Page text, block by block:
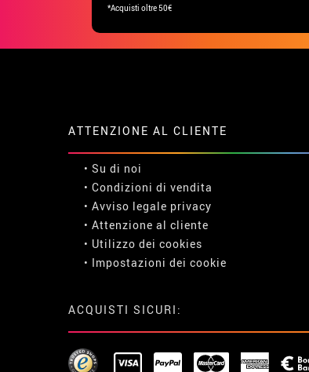
*Acquisti oltre 50€
ATTENZIONE AL CLIENTE
• Su di noi
• Condizioni di vendita
• Avviso legale privacy
• Attenzione al cliente
• Utilizzo dei cookies
• Impostazioni dei cookie
ACQUISTI SICURI: